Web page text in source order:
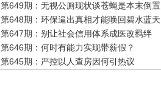
第649期：无视公厕现状谈苍蝇是本末倒置
第648期：环保逼出真相才能唤回碧水蓝天
第647期：别让社会信用体系成医改羁绊
第646期：何时有能力实现带薪假？
第645期：严控以人查房因何引热议